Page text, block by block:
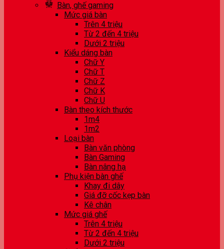
Bàn, ghế gaming
Mức giá bàn
Trên 4 triệu
Từ 2 đến 4 triệu
Dưới 2 triệu
Kiểu dáng bàn
Chữ Y
Chữ T
Chữ Z
Chữ K
Chữ U
Bàn theo kích thước
1m4
1m2
Loại bàn
Bàn văn phòng
Bàn Gaming
Bàn nâng hạ
Phụ kiện bàn ghế
Khay đi dây
Giá đỡ cốc kẹp bàn
Kê chân
Mức giá ghế
Trên 4 triệu
Từ 2 đến 4 triệu
Dưới 2 triệu